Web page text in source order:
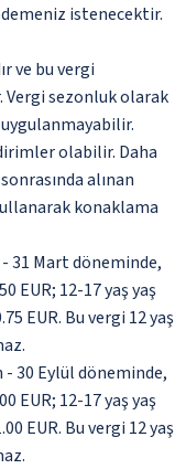
istenecektir.
ve bu vergi
sezonluk olarak
olabilir. Daha
alınan
konaklama
31 Mart döneminde,
EUR; 12-17 yaş yaş
EUR. Bu vergi 12 yaş
- 30 Eylül döneminde,
EUR; 12-17 yaş yaş
EUR. Bu vergi 12 yaş